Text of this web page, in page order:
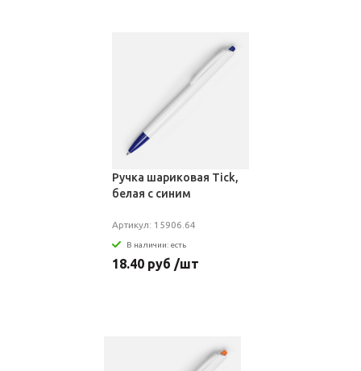
Ручка шариковая Tick,
белая с синим
Артикул: 15906.64
В наличии: есть
18.40 руб /шт